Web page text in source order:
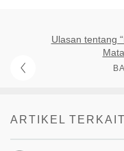
Ulasan tentang
ARTIKEL TERKAIT